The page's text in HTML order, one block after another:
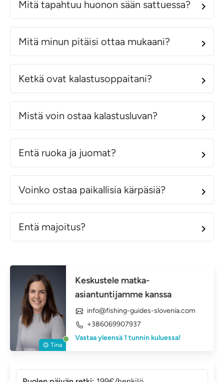
Mitä tapahtuu huonon sään sattuessa?
Mitä minun pitäisi ottaa mukaani?
Ketkä ovat kalastusoppaitani?
Mistä voin ostaa kalastusluvan?
Entä ruoka ja juomat?
Voinko ostaa paikallisia kärpäsiä?
Entä majoitus?
Tina
Keskustele matka-
asiantuntijamme kanssa
info@fishing-guides-slovenia.com
+386069907937
Vastaa yleensä 1 tunnin kuluessa!